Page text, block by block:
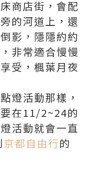
商店街，會配
的河道上，還
影，隱隱約約
非常適合慢慢
受，楓葉月夜
燈活動那樣，
在11/2~24的
活動就會一直
京都自由行的